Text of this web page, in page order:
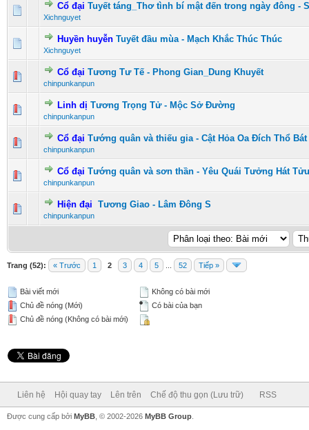
Cổ đại Tuyết táng_Thơ tình bí mật đến trong ngày đông -
Xichnguyet
0 Vote(s) - 0 vượt quá 5 sao
12 345
Huyền huyễn Tuyết đầu mùa - Mạch Khắc Thúc Thúc
Xichnguyet
0 Vote(s) - 0 vượt quá 5 sao
12 345
Cổ đại Tương Tư Tế - Phong Gian_Dung Khuyết
chinpunkanpun
0 Vote(s) - 0 vượt quá 5 sao
1 2 345
Linh dị Tương Trọng Tử - Mộc Sở Đường
chinpunkanpun
0 Vote(s) - 0 vượt quá 5 sao
23 4 5
Cổ đại Tướng quân và thiếu gia - Cật Hỏa Oa Đích Thổ
chinpunkanpun
0 Vote(s) - 0 vượt quá 5 sao
12345
Cổ đại Tướng quân và sơn thần - Yêu Quái Tưởng Hát Tửu
chinpunkanpun
0 Vote(s) - 0 vượt quá 5 sao
12345
Hiện đại Tương Giao - Lâm Đông S
chinpunkanpun
0 Vote(s) - 0 vượt quá 5 sao
1 2 345
Trang (52): « Trước 1 2 3 4 5 52 Tiếp »
Bài viết mới
Chủ đề nóng (Mới)
Chủ đề nóng (Không có bài mới)
Không có bài mới
Có bài của bạn
Liên hệ Hội quay tay Lên trên Chế độ thu gọn (Lưu trữ) RSS
Được cung cấp bởi MyBB , © 2002-2026 MyBB Group